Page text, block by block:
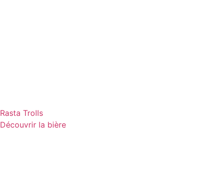
Rasta Trolls
Découvrir la bière